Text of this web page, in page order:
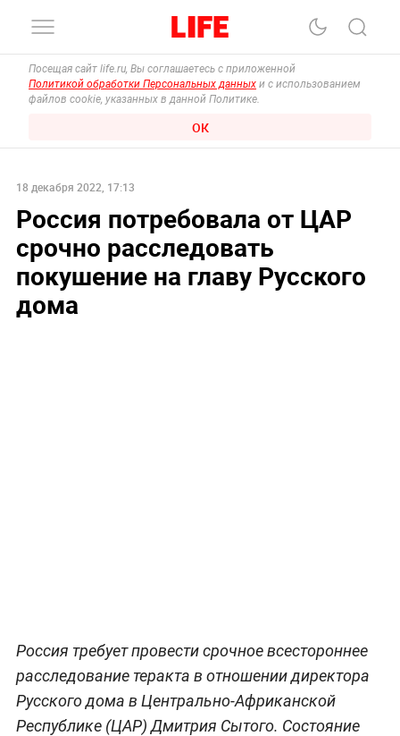
Посещая сайт life.ru, Вы соглашаетесь с приложенной
Политикой обработки Персональных данных и с использованием
файлов cookie, указанных в данной Политике.
ОК
18 декабря 2022, 17:13
Россия потребовала от ЦАР
срочно расследовать
покушение на главу Русского
дома
Россия требует провести срочное всестороннее
расследование теракта в отношении директора
Русского дома в Центрально-Африканской
Республике (ЦАР) Дмитрия Сытого. Состояние